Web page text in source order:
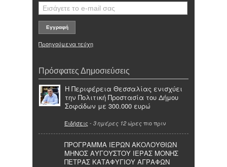
Προηγούμενα τεύχη
Πρόσφατες Δημοσιεύσεις
Η Περιφέρεια Θεσσαλίας ενισχύει
την Πολιτική Προστασία του Δήμου
Σοφάδων με 300.000 ευρώ
Ειδήσεις - 3 ημέρες 12 ώρες πιο πριν
ΠΡΟΓΡΑΜΜΑ ΙΕΡΩΝ ΑΚΟΛΟΥΘΙΩΝ
ΜΗΝΟΣ ΑΥΓΟΥΣΤΟΥ ΙΕΡΑΣ ΜΟΝΗΣ
ΠΕΤΡΑΣ ΚΑΤΑΦΥΓΙΟΥ ΑΓΡΑΦΩΝ